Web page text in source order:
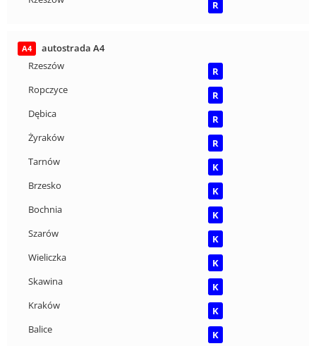
R
A4
autostrada A4
Rzeszów
R
Ropczyce
R
Dębica
R
Żyraków
R
Tarnów
K
Brzesko
K
Bochnia
K
Szarów
K
Wieliczka
K
Skawina
K
Kraków
K
Balice
K